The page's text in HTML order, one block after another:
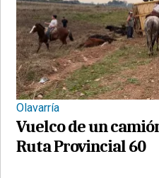
Olavarría
Vuelco de un
Ruta Provincial 60